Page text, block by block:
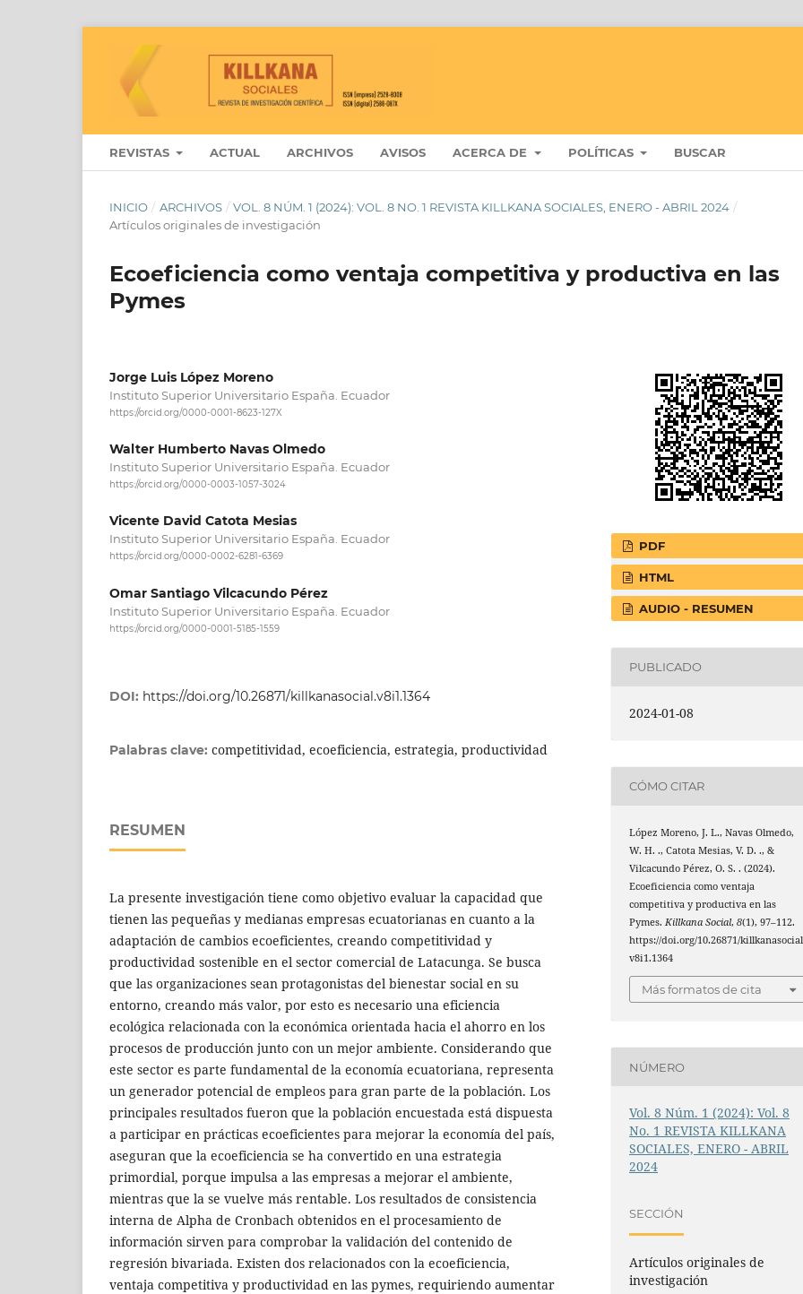
REVISTAS ACTUAL ARCHIVOS AVISOS ACERCA DE POLÍTICAS BUSCAR
INICIO / ARCHIVOS / VOL. 8 NÚM. 1 (2024): VOL. 8 NO. 1 REVISTA KILLKANA SOCIALES, ENERO - ABRIL 2024 /
Artículos originales de investigación
Ecoeficiencia como ventaja competitiva y productiva en las
Pymes
Jorge Luis López Moreno
Instituto Superior Universitario España. Ecuador
https://orcid.org/0000-0001-8623-127X
Walter Humberto Navas Olmedo
Instituto Superior Universitario España. Ecuador
https://orcid.org/0000-0003-1057-3024
Vicente David Catota Mesias
Instituto Superior Universitario España. Ecuador
https://orcid.org/0000-0002-6281-6369
Omar Santiago Vilcacundo Pérez
Instituto Superior Universitario España. Ecuador
https://orcid.org/0000-0001-5185-1559
DOI: https://doi.org/10.26871/killkanasocial.v8i1.1364
Palabras clave: competitividad, ecoeficiencia, estrategia, productividad
RESUMEN
La presente investigación tiene como objetivo evaluar la capacidad que
tienen las pequeñas y medianas empresas ecuatorianas en cuanto a la
adaptación de cambios ecoeficientes, creando competitividad y
productividad sostenible en el sector comercial de Latacunga. Se busca
que las organizaciones sean protagonistas del bienestar social en su
entorno, creando más valor, por esto es necesario una eficiencia
ecológica relacionada con la económica orientada hacia el ahorro en los
procesos de producción junto con un mejor ambiente. Considerando que
este sector es parte fundamental de la economía ecuatoriana, representa
un generador potencial de empleos para gran parte de la población. Los
principales resultados fueron que la población encuestada está dispuesta
a participar en prácticas ecoeficientes para mejorar la economía del país,
aseguran que la ecoeficiencia se ha convertido en una estrategia
primordial, porque impulsa a las empresas a mejorar el ambiente,
mientras que la se vuelve más rentable. Los resultados de consistencia
interna de Alpha de Cronbach obtenidos en el procesamiento de
información sirven para comprobar la validación del contenido de
regresión bivariada. Existen dos relacionados con la ecoeficiencia,
ventaja competitiva y productividad en las pymes, requiriendo aumentar
PDF
HTML
AUDIO - RESUMEN
PUBLICADO
2024-01-08
CÓMO CITAR
López Moreno, J. L., Navas Olmedo,
W. H. ., Catota Mesias, V. D. ., &
Vilcacundo Pérez, O. S. . (2024).
Ecoeficiencia como ventaja
competitiva y productiva en las
Pymes.Killkana Social,8(1), 97–112.
https://doi.org/10.26871/
v8i1.1364
Más formatos de cita
NÚMERO
Vol. 8 Núm. 1 (2024): Vol. 8
No. 1 REVISTA KILLKANA
SOCIALES, ENERO - ABRIL
2024
SECCIÓN
Artículos originales de
investigación